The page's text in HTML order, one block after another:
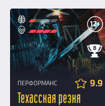
8
12+
ПЕРФОРМАНС 9.9
Техасская резня